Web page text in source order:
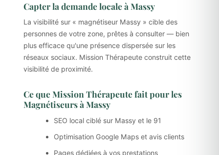
Capter la demande locale à Massy
La visibilité sur « magnétiseur Massy » cible des
personnes de votre zone, prêtes à consulter — bien
plus efficace qu'une présence dispersée sur les
réseaux sociaux. Mission Thérapeute construit cette
visibilité de proximité.
Ce que Mission Thérapeute fait pour les
Magnétiseurs à Massy
SEO local ciblé sur Massy et le 91
Optimisation Google Maps et avis clients
Pages dédiées à vos prestations